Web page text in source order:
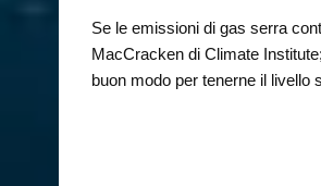
Se le emissioni di gas serra
MacCracken di Climate
buon modo per tenerne il livello